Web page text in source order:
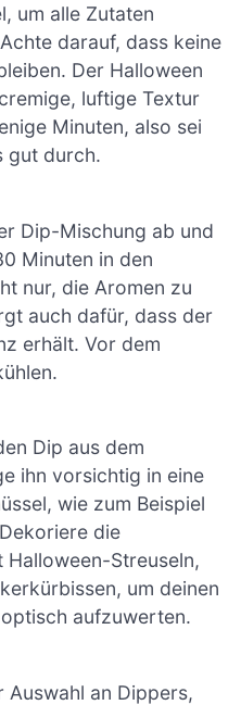
um alle Zutaten
darauf, dass keine
Der Halloween
luftige Textur
Minuten, also sei
gut durch.
Dip-Mischung ab und
Minuten in den
nur, die Aromen zu
auch dafür, dass der
erhält. Vor dem
Dip aus dem
ihn vorsichtig in eine
wie zum Beispiel
die
Streuseln,
um deinen
aufzuwerten.
Auswahl an Dippers,